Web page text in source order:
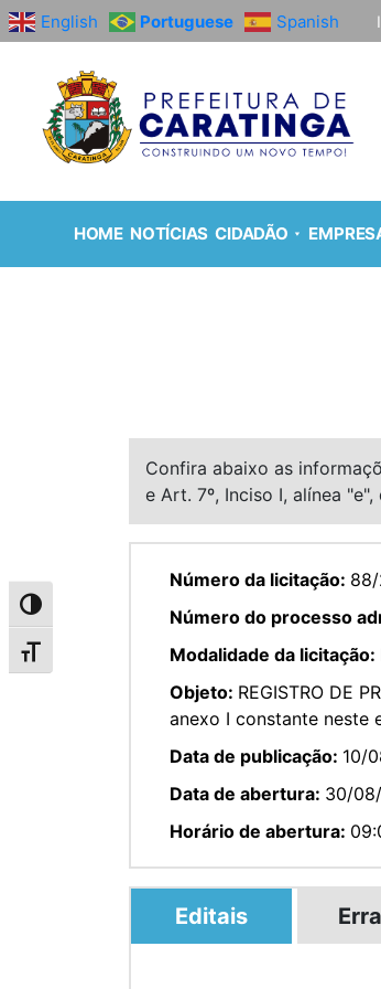
Alternar alto contraste
Alternar tamanho da fonte
English Portuguese Spanish
HOME NOTÍCIAS CIDADÃO
Confira abaixo as
e Art. 7º, Inciso I, alínea "e",
Número da licitação:
Número do processo
Modalidade da licitação:
Objeto: REGISTRO DE
anexo I constante neste
Data de publicação: 10/
Data de abertura: 30/
Horário de abertura:
Editais